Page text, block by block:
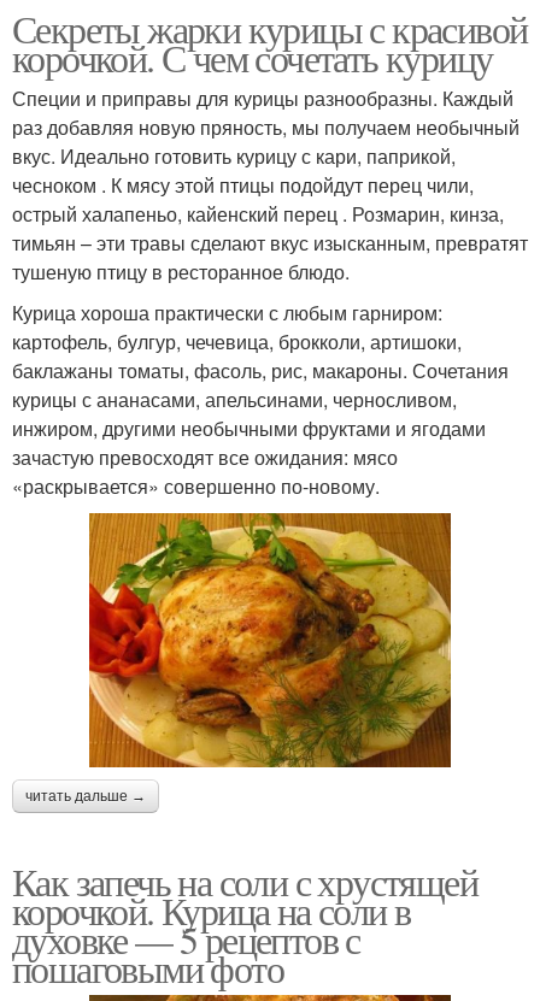
Секреты жарки курицы с красивой
корочкой. С чем сочетать курицу
Специи и приправы для курицы разнообразны. Каждый
раз добавляя новую пряность, мы получаем необычный
вкус. Идеально готовить курицу с кари, паприкой,
чесноком . К мясу этой птицы подойдут перец чили,
острый халапеньо, кайенский перец . Розмарин, кинза,
тимьян – эти травы сделают вкус изысканным, превратят
тушеную птицу в ресторанное блюдо.
Курица хороша практически с любым гарниром:
картофель, булгур, чечевица, брокколи, артишоки,
баклажаны томаты, фасоль, рис, макароны. Сочетания
курицы с ананасами, апельсинами, черносливом,
инжиром, другими необычными фруктами и ягодами
зачастую превосходят все ожидания: мясо
«раскрывается» совершенно по-новому.
читать дальше →
Как запечь на соли с хрустящей
корочкой. Курица на соли в
духовке — 5 рецептов с
пошаговыми фото